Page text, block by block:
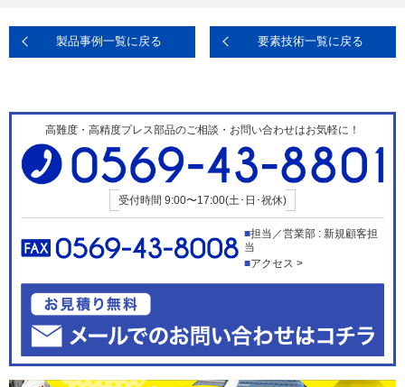
製品事例一覧に戻る 要素技術一覧に戻る
高難度・高精度プレス部品のご相談・お問い合わせはお気軽に！
受付時間 9:00〜17:00(土･日･祝休)
担当／営業部 : 新規顧客担
当
アクセス >